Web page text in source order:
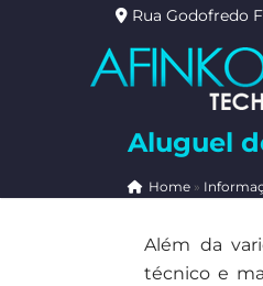
Rua Godofredo
Aluguel
Home»
Além da
técnico e